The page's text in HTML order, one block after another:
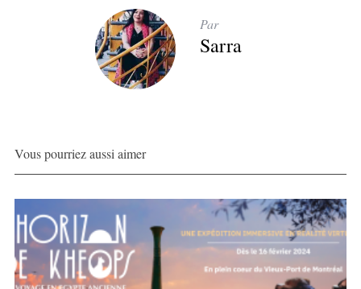
Par
Sarra
Vous pourriez aussi aimer